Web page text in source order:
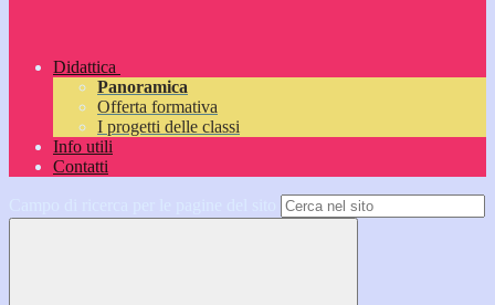
Didattica
Panoramica
Offerta formativa
I progetti delle classi
Info utili
Contatti